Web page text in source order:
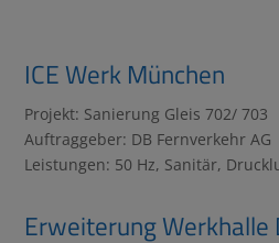
ICE Werk München
Projekt: Sanierung Gleis 702/ 703
Auftraggeber: DB Fernverkehr AG
Leistungen: 50 Hz, Sanitär,
Erweiterung Werkhalle